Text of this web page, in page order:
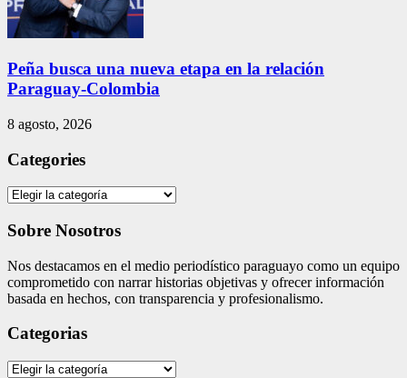
Peña busca una nueva etapa en la relación
Paraguay-Colombia
8 agosto, 2026
Categories
Categories
Sobre Nosotros
Nos destacamos en el medio periodístico paraguayo como un equipo
comprometido con narrar historias objetivas y ofrecer información
basada en hechos, con transparencia y profesionalismo.
Categorias
Categorias